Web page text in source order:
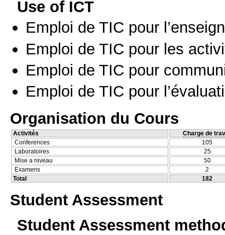
Use of ICT
Emploi de TIC pour
Emploi de TIC pour les
Emploi de TIC pour
Emploi de TIC pour
Organisation du Cours
Activités
Charge de
Conferences
105
Laboratoires
25
Mise a niveau
50
Examens
2
Total
182
Student Assessment
Student Assessment